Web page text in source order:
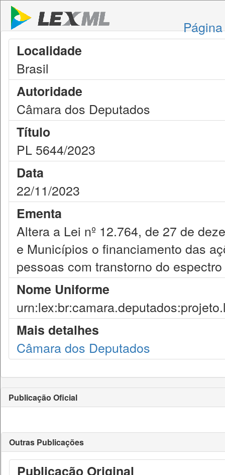
Localidade
Brasil
Autoridade
Câmara dos Deputados
Título
PL 5644/2023
Data
22/11/2023
Ementa
Altera a Lei nº 12.764, de 27 de
e Municípios o financiamento das
pessoas com transtorno do
Nome Uniforme
Mais detalhes
Câmara dos Deputados
Publicação Oficial
Outras Publicações
Publicação Original